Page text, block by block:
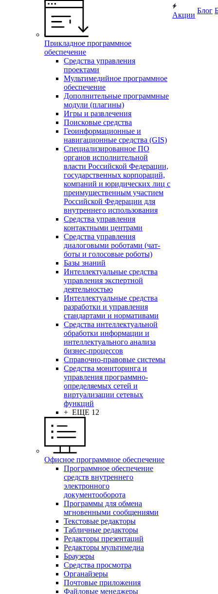
Прикладное программное
обеспечение
Средства управления
проектами
Мультимедийное программное
обеспечение
Дополнительные программные
модули (плагины)
Игры и развлечения
Поисковые средства
Геоинформационные и
навигационные средства (GIS)
Специализированное ПО
органов исполнительной
власти Российской Федерации,
государственных корпораций,
компаний и юридических лиц с
преимущественным участием
Российской Федерации для
внутреннего использования
Средства управления
контактными центрами
Средства управления
диалоговыми роботами (чат-
боты и голосовые роботы)
Базы знаний
Интеллектуальные средства
управления экспертной
деятельностью
Интеллектуальные средства
разработки и управления
стандартами и нормативами
Средства интеллектуальной
обработки информации и
интеллектуального анализа
бизнес-процессов
Справочно-правовые системы
Средства мониторинга и
управления программно-
определяемых сетей и
виртуализации сетевых
функций
+ ЕЩЕ 12
Офисное программное обеспечение
Программное обеспечение
средств внутреннего
электронного
документооборота
Программы для обмена
мгновенными сообщениями
Текстовые редакторы
Табличные редакторы
Редакторы презентаций
Редакторы мультимедиа
Браузеры
Средства просмотра
Органайзеры
Почтовые приложения
Файловые менеджеры
Акции
Блог